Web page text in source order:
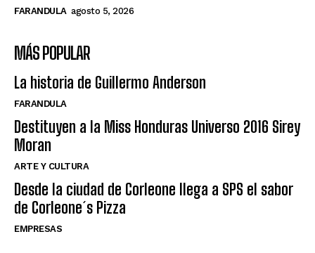
FARANDULA agosto 5, 2026
MÁS POPULAR
La historia de Guillermo Anderson
FARANDULA
Destituyen a la Miss Honduras Universo 2016 Sirey
Moran
ARTE Y CULTURA
Desde la ciudad de Corleone llega a SPS el sabor
de Corleone´s Pizza
EMPRESAS